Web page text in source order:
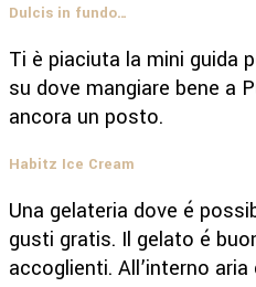
Dulcis in fundo…
Ti è piaciuta la mini guida
su dove mangiare bene a
ancora un posto.
Habitz Ice Cream
Una gelateria dove é
gusti gratis. Il gelato é
accoglienti. All’interno